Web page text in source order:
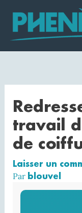
contenu
travail
de
Laisser un
Par blouvel